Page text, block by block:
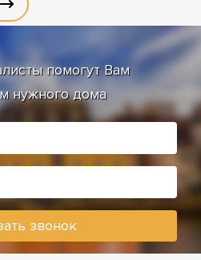
помогут Вам
нужного дома